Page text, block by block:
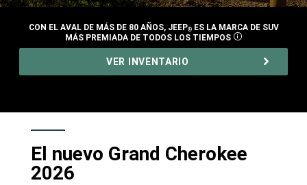
CON EL AVAL DE MÁS DE 80 AÑOS, JEEP®ES LA MARCA DE SUV
MÁS PREMIADA DE TODOS LOS TIEMPOS
DISCLOSURE
VER INVENTARIO
El nuevo Grand Cherokee
2026